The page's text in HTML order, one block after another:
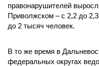
правонарушителей
Приволжском – с 2,2 до
до 2 тысяч человек.
В то же время в
федеральных округах